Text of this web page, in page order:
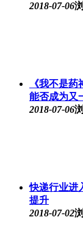
2018-07-06
《我不是
能否成为又
2018-07-06
快递行业进
提升
2018-07-02